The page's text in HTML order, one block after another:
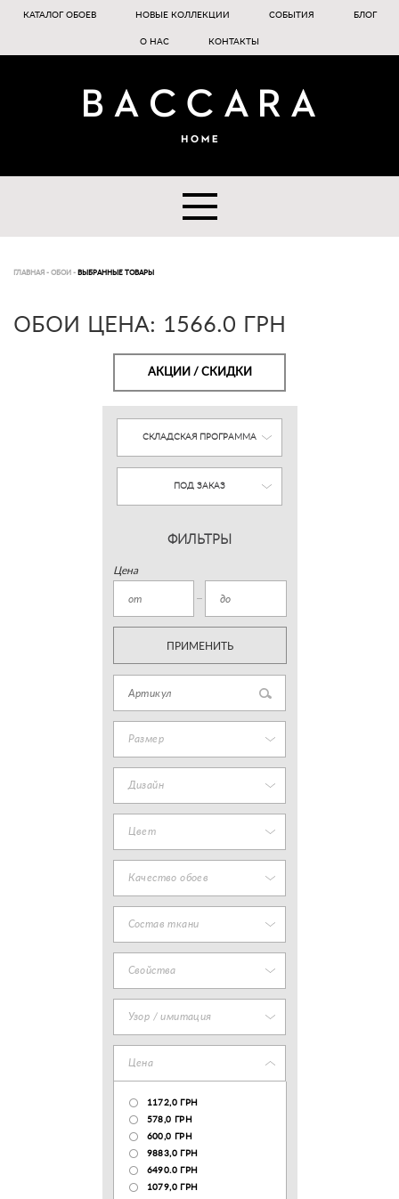
КАТАЛОГ ОБОЕВ НОВЫЕ КОЛЛЕКЦИИ СОБЫТИЯ БЛОГ
О НАС КОНТАКТЫ
ГЛАВНАЯ - ОБОИ - ВЫБРАННЫЕ ТОВАРЫ
ОБОИ ЦЕНА: 1566.0 ГРН
АКЦИИ / СКИДКИ
СКЛАДСКАЯ ПРОГРАММА
ПОД ЗАКАЗ
ФИЛЬТРЫ
Цена
ПРИМЕНИТЬ
Размер
Дизайн
Цвет
Качество обоев
Состав ткани
Свойства
Узор / имитация
Цена
1172,0 ГРН
578,0 ГРН
600,0 ГРН
9883,0 ГРН
6490.0 ГРН
1079,0 ГРН